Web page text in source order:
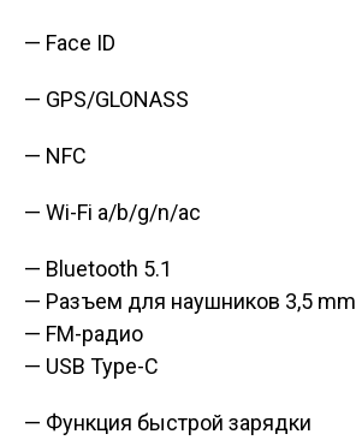
— Face ID
— GPS/GLONASS
— NFC
— Wi-Fi a/b/g/n/ac
— Bluetooth 5.1
— Разъем для наушников 3,5 mm
— FM-радио
— USB Type-C
— Функция быстрой зарядки